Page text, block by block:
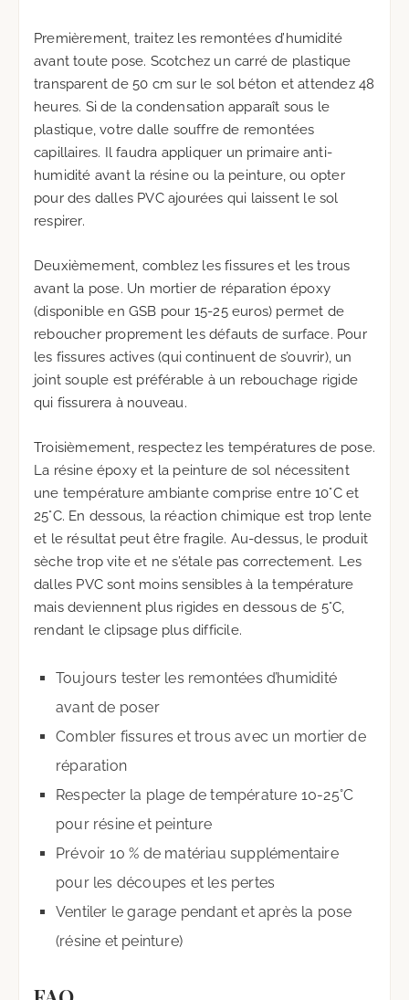
Premièrement, traitez les remontées d’humidité
avant toute pose. Scotchez un carré de plastique
transparent de 50 cm sur le sol béton et attendez 48
heures. Si de la condensation apparaît sous le
plastique, votre dalle souffre de remontées
capillaires. Il faudra appliquer un primaire anti-
humidité avant la résine ou la peinture, ou opter
pour des dalles PVC ajourées qui laissent le sol
respirer.
Deuxièmement, comblez les fissures et les trous
avant la pose. Un mortier de réparation époxy
(disponible en GSB pour 15-25 euros) permet de
reboucher proprement les défauts de surface. Pour
les fissures actives (qui continuent de s’ouvrir), un
joint souple est préférable à un rebouchage rigide
qui fissurera à nouveau.
Troisièmement, respectez les températures de pose.
La résine époxy et la peinture de sol nécessitent
une température ambiante comprise entre 10°C et
25°C. En dessous, la réaction chimique est trop lente
et le résultat peut être fragile. Au-dessus, le produit
sèche trop vite et ne s’étale pas correctement. Les
dalles PVC sont moins sensibles à la température
mais deviennent plus rigides en dessous de 5°C,
rendant le clipsage plus difficile.
Toujours tester les remontées d’humidité
avant de poser
Combler fissures et trous avec un mortier de
réparation
Respecter la plage de température 10-25°C
pour résine et peinture
Prévoir 10 % de matériau supplémentaire
pour les découpes et les pertes
Ventiler le garage pendant et après la pose
(résine et peinture)